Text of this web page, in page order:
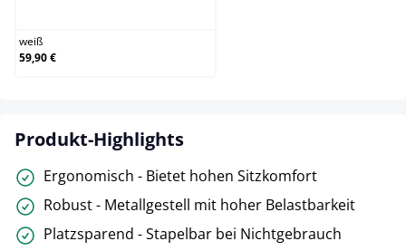
weiß
59,90 €
Produkt-Highlights
Ergonomisch - Bietet hohen Sitzkomfort
Robust - Metallgestell mit hoher Belastbarkeit
Platzsparend - Stapelbar bei Nichtgebrauch